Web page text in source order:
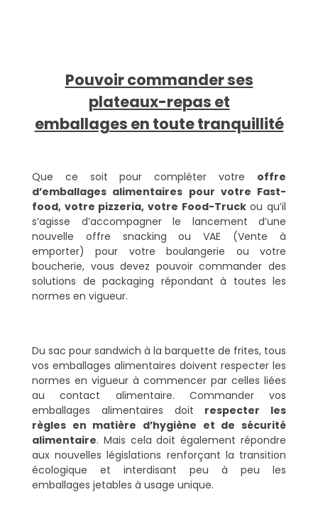
Pouvoir commander ses
plateaux-repas et
emballages en toute tranquillité
Que ce soit pour compléter votre offre
d’emballages alimentaires pour votre Fast-
food, votre pizzeria, votre Food-Truckou qu’il
s’agisse d’accompagner le lancement d’une
nouvelle offre snacking ou VAE (Vente à
emporter) pour votre boulangerie ou votre
boucherie, vous devez pouvoir commander des
solutions de packaging répondant à toutes les
normes en vigueur.
Du sac pour sandwich à la barquette de frites, tous
vos emballages alimentaires doivent respecter les
normes en vigueur à commencer par celles liées
au contact alimentaire. Commander vos
emballages alimentaires doit respecter les
règles en matière d’hygiène et de sécurité
alimentaire. Mais cela doit également répondre
aux nouvelles législations renforçant la transition
écologique et interdisant peu à peu les
emballages jetables à usage unique.